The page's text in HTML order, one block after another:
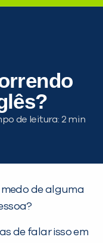
de leitura:
de alguma
de falar isso em